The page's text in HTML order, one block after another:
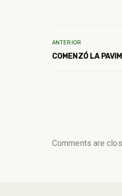
ANTERIOR
COMENZÓ LA
Comments are